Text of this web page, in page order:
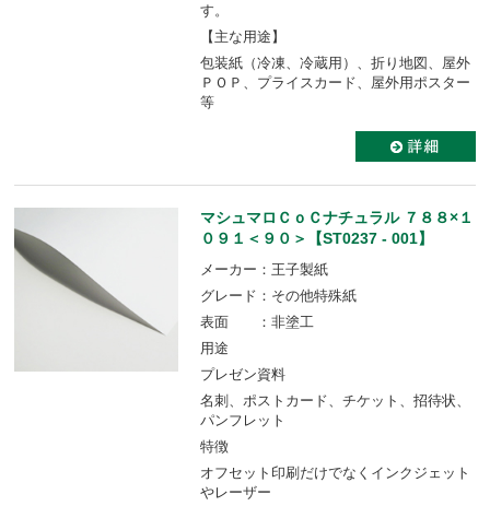
す。
【主な用途】
包装紙（冷凍、冷蔵用）、折り地図、屋外
ＰＯＰ、プライスカード、屋外用ポスター
等
マシュマロＣｏＣナチュラル ７８８×１
０９１＜９０＞【ST0237 - 001】
メーカー：王子製紙
グレード：その他特殊紙
表面 ：非塗工
用途
プレゼン資料
名刺、ポストカード、チケット、招待状、
パンフレット
特徴
オフセット印刷だけでなくインクジェット
やレーザー